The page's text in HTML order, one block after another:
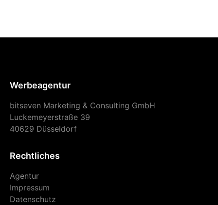
Werbeagentur
bitseven Marketing & Consulting GmbH
Luckemeyerstraße 39
40629 Düsseldorf
Rechtliches
Agentur
Impressum
Datenschutz